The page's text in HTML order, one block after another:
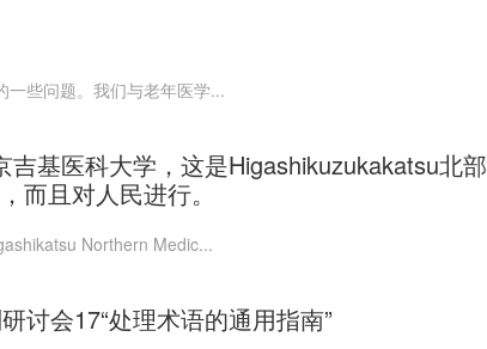
一些问题。我们与老年医学...
基医科大学，这是Higashikuzukakatsu北部
而且对人民进行。
Northern Medic...
讨会17“处理术语的通用指南”